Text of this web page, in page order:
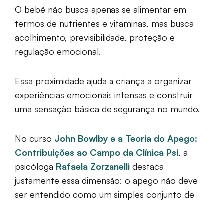
O bebê não busca apenas se alimentar em
termos de nutrientes e vitaminas, mas busca
acolhimento, previsibilidade, proteção e
regulação emocional.
Essa proximidade ajuda a criança a organizar
experiências emocionais intensas e construir
uma sensação básica de segurança no mundo.
No curso John Bowlby e a Teoria do Apego:
Contribuições ao Campo da Clínica Psi, a
psicóloga Rafaela Zorzanelli destaca
justamente essa dimensão: o apego não deve
ser entendido como um simples conjunto de